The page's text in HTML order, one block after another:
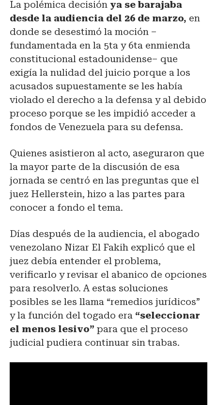
La polémica decisión ya se barajaba
desde la audiencia del 26 de marzo, en
donde se desestimó la moción –
fundamentada en la 5ta y 6ta enmienda
constitucional estadounidense– que
exigía la nulidad del juicio porque a los
acusados supuestamente se les había
violado el derecho a la defensa y al debido
proceso porque se les impidió acceder a
fondos de Venezuela para su defensa.
Quienes asistieron al acto, aseguraron que
la mayor parte de la discusión de esa
jornada se centró en las preguntas que el
juez Hellerstein, hizo a las partes para
conocer a fondo el tema.
Días después de la audiencia, el abogado
venezolano Nizar El Fakih explicó que el
juez debía entender el problema,
verificarlo y revisar el abanico de opciones
para resolverlo. A estas soluciones
posibles se les llama “remedios jurídicos”
y la función del togado era “seleccionar
el menos lesivo” para que el proceso
judicial pudiera continuar sin trabas.